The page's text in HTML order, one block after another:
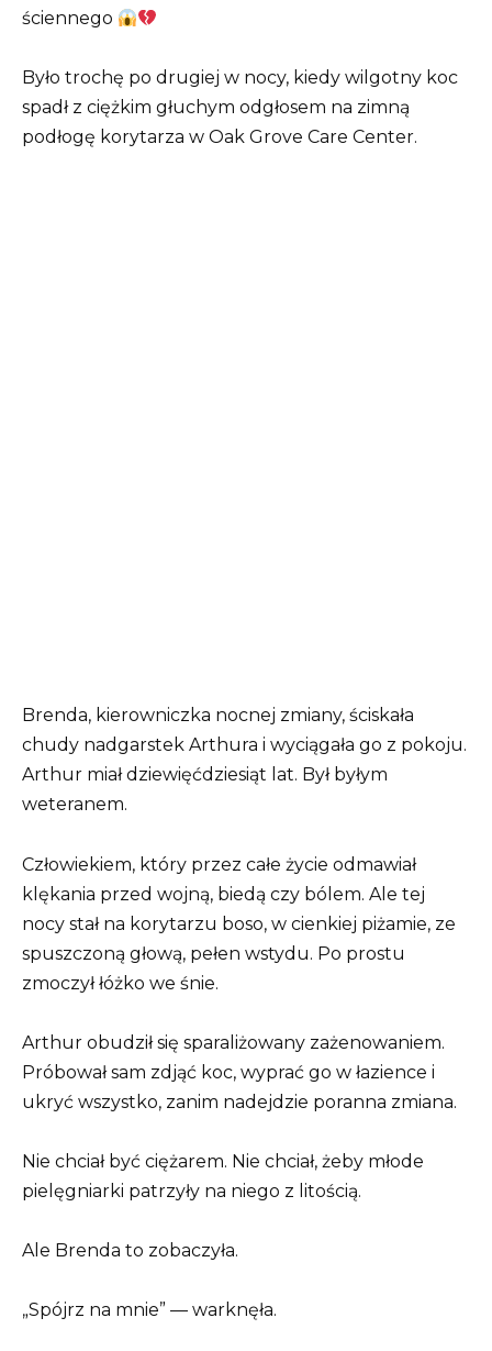
ściennego
Było trochę po drugiej w nocy, kiedy wilgotny koc
spadł z ciężkim głuchym odgłosem na zimną
podłogę korytarza w Oak Grove Care Center.
Brenda, kierowniczka nocnej zmiany, ściskała
chudy nadgarstek Arthura i wyciągała go z pokoju.
Arthur miał dziewięćdziesiąt lat. Był byłym
weteranem.
Człowiekiem, który przez całe życie odmawiał
klękania przed wojną, biedą czy bólem. Ale tej
nocy stał na korytarzu boso, w cienkiej piżamie, ze
spuszczoną głową, pełen wstydu. Po prostu
zmoczył łóżko we śnie.
Arthur obudził się sparaliżowany zażenowaniem.
Próbował sam zdjąć koc, wyprać go w łazience i
ukryć wszystko, zanim nadejdzie poranna zmiana.
Nie chciał być ciężarem. Nie chciał, żeby młode
pielęgniarki patrzyły na niego z litością.
Ale Brenda to zobaczyła.
„Spójrz na mnie” — warknęła.